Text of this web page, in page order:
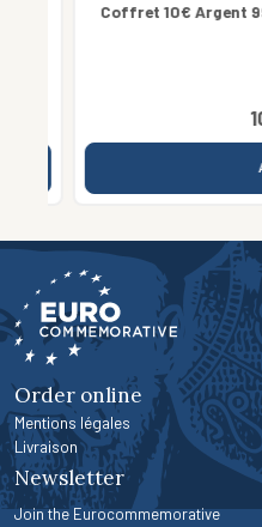
Coffret 10€ Argent
Order online
Mentions légales
Livraison
Newsletter
Join the Eurocommemorative